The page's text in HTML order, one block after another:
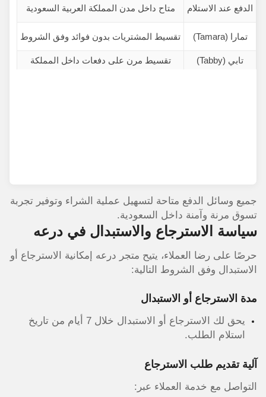
الدفع عند الاستلام متاح داخل مدن المملكة العربية السعودية
تمارا (Tamara) تقسيط المشتريات بدون فوائد وفق الشروط
تابي (Tabby) تقسيط مرن على دفعات داخل المملكة
جميع وسائل الدفع متاحة لتسهيل عملية الشراء وتوفير تجربة
تسوق مرنة وآمنة داخل السعودية.
سياسة الاسترجاع والاستبدال في درعه
حرصًا على رضا العملاء، يتيح متجر درعه إمكانية الاسترجاع أو
الاستبدال وفق الشروط التالية:
مدة الاسترجاع أو الاستبدال
يحق لك الاسترجاع أو الاستبدال خلال 7 أيام من تاريخ
استلام الطلب.
آلية تقديم طلب الاسترجاع
التواصل مع خدمة العملاء عبر: